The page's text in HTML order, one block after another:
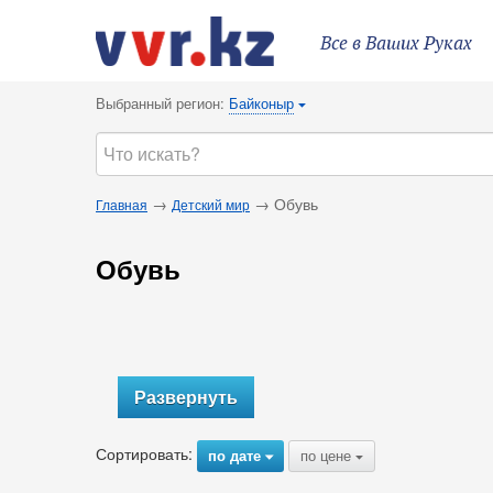
Все в Ваших Руках
Выбранный регион: Байконыр {
Главная → Детский мир → Обувь
Обувь
Развернуть
Сортировать: по дате{ по цене {